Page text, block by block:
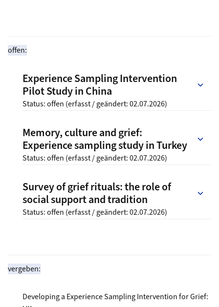
offen:
Experience Sampling Intervention
Pilot Study in China
Status:offen (erfasst / geändert: 02.07.2026)
Memory, culture and grief:
Experience sampling study in Turkey
Status:offen (erfasst / geändert: 02.07.2026)
Survey of grief rituals: the role of
social support and tradition
Status:offen (erfasst / geändert: 02.07.2026)
vergeben:
Developing a Experience Sampling Intervention for Grief: